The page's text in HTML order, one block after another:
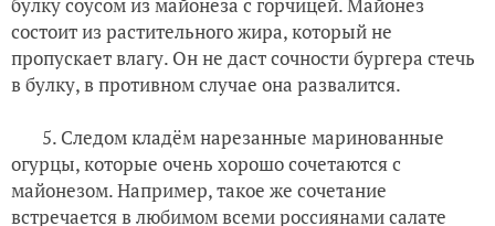
состоит из растительного жира, который не
пропускает влагу. Он не даст сочности бургера стечь
в булку, в противном случае она развалится.
5. Следом кладём нарезанные маринованные
огурцы, которые очень хорошо сочетаются с
майонезом. Например, такое же сочетание
встречается в любимом всеми россиянами салате